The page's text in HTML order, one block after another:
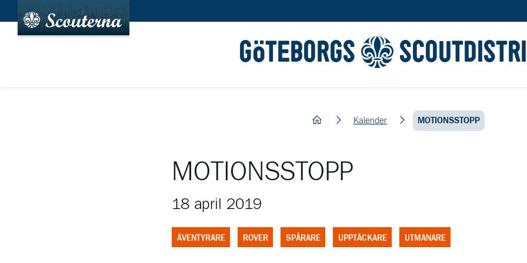
GÖTEBORGS
hem Kalender MOTIONSSTOPP
MOTIONSSTOPP
18 april 2019
ÄVENTYRARE ROVER SPÅRARE UPPTÄCKARE UTMANARE